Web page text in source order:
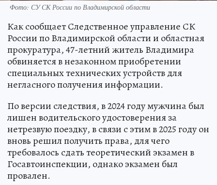
Фото: СУ СК России по Владимирской области
Как сообщает Следственное управление СК
России по Владимирской области и областная
прокуратура, 47-летний житель Владимира
обвиняется в незаконном приобретении
специальных технических устройств для
негласного получения информации.
По версии следствия, в 2024 году мужчина был
лишен водительского удостоверения за
нетрезвую поездку, в связи с этим в 2025 году он
вновь решил получить права, для чего
требовалось сдать теоретический экзамен в
Госавтоинспекции, однако экзамен был
провален.